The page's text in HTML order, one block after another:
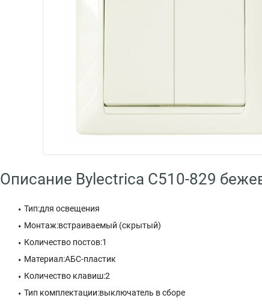
Описание Bylectrica С510-829
Тип:для освещения
Монтаж:встраиваемый (скрытый)
Количество постов:1
Материал:АБС-пластик
Количество клавиш:2
Тип комплектации:выключатель в сборе